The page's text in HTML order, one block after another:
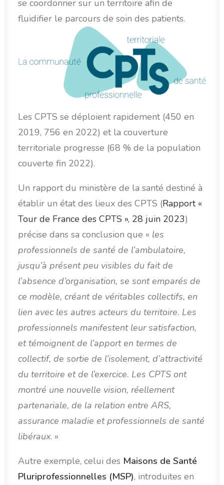
se coordonner sur un territoire afin de
fluidifier le parcours de soin des patients.
Les CPTS se déploient rapidement (450 en
2019, 756 en 2022) et la couverture
territoriale progresse (68 % de la population
couverte fin 2022).
Un rapport du ministère de la santé destiné à
établir un état des lieux des CPTS (Rapport «
Tour de France des CPTS », 28 juin 2023)
précise dans sa conclusion que « les
professionnels de santé de l’ambulatoire,
jusqu’à présent peu visibles du fait de
l’absence d’organisation, se sont emparés de
ce modèle, créant de véritables collectifs, en
lien avec les autres acteurs du territoire. Les
professionnels manifestent leur satisfaction,
et témoignent de l’apport en termes de
collectif, de sortie de l’isolement, d’attractivité
du territoire et de l’exercice. Les CPTS ont
montré une nouvelle vision, réellement
partenariale, de la relation entre ARS,
assurance maladie et professionnels de santé
libéraux. »
Autre exemple, celui des Maisons de Santé
Pluriprofessionnelles (MSP), introduites en